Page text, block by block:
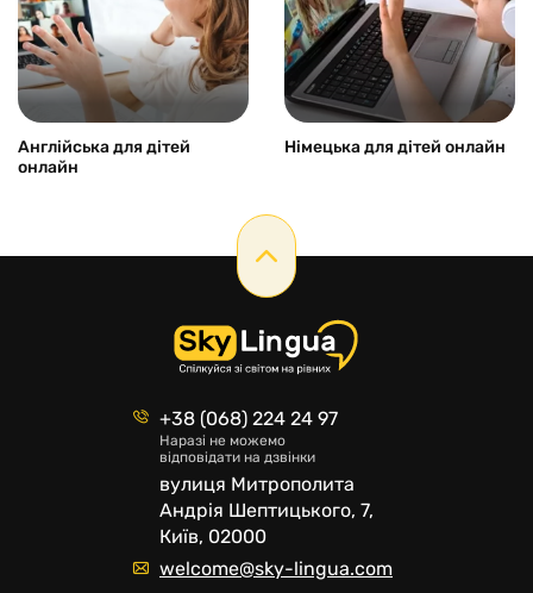
Англійська для дітей
онлайн
Німецька для дітей онлайн
+38 (068) 224 24 97
Наразі не можемо
відповідати на дзвінки
вулиця Митрополита
Андрія Шептицького, 7,
Київ, 02000
welcome@sky-lingua.com